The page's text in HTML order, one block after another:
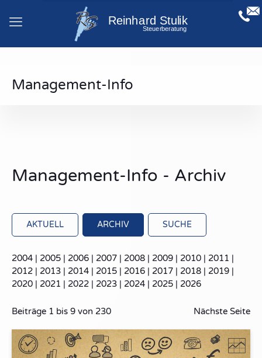
Management-Info
Management-Info - Archiv
AKTUELL ARCHIV SUCHE
2004 | 2005 | 2006 | 2007 | 2008 | 2009 | 2010 | 2011 |
2012 | 2013 | 2014 | 2015 | 2016 | 2017 | 2018 | 2019 |
2020 | 2021 | 2022 | 2023 | 2024 | 2025 | 2026
Beiträge 1 bis 9 von 230 Nächste Seite